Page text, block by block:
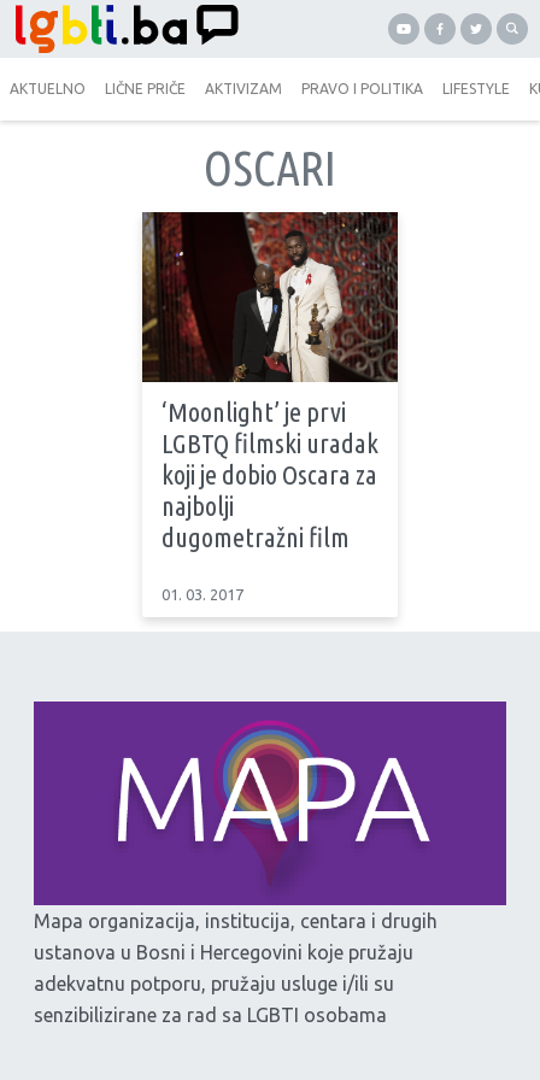
AKTUELNO LIČNE PRIČE AKTIVIZAM PRAVO I POLITIKA LIFESTYLE
OSCARI
‘Moonlight’ je prvi
LGBTQ filmski uradak
koji je dobio Oscara za
najbolji
dugometražni film
01. 03. 2017
Mapa organizacija, institucija, centara i drugih
ustanova u Bosni i Hercegovini koje pružaju
adekvatnu potporu, pružaju usluge i/ili su
senzibilizirane za rad sa LGBTI osobama